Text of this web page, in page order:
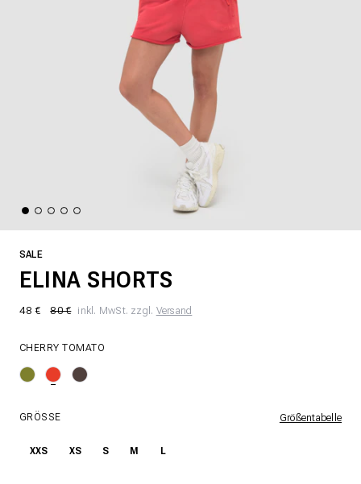
SALE
ELINA SHORTS
48 € 80 € inkl. MwSt. zzgl. Versand
CHERRY TOMATO
GRÖSSE Größentabelle
XXS XS S M L